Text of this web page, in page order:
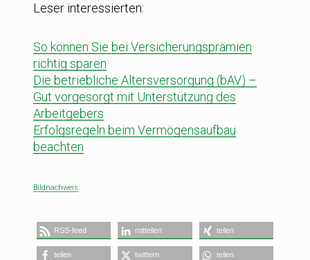
Leser interessierten:
So können Sie bei Versicherungsprämien
richtig sparen
Die betriebliche Altersversorgung (bAV) –
Gut vorgesorgt mit Unterstützung des
Arbeitgebers
Erfolgsregeln beim Vermögensaufbau
beachten
Bildnachweis
RSS-feed mitteilen teilen
teilen twittern teilen